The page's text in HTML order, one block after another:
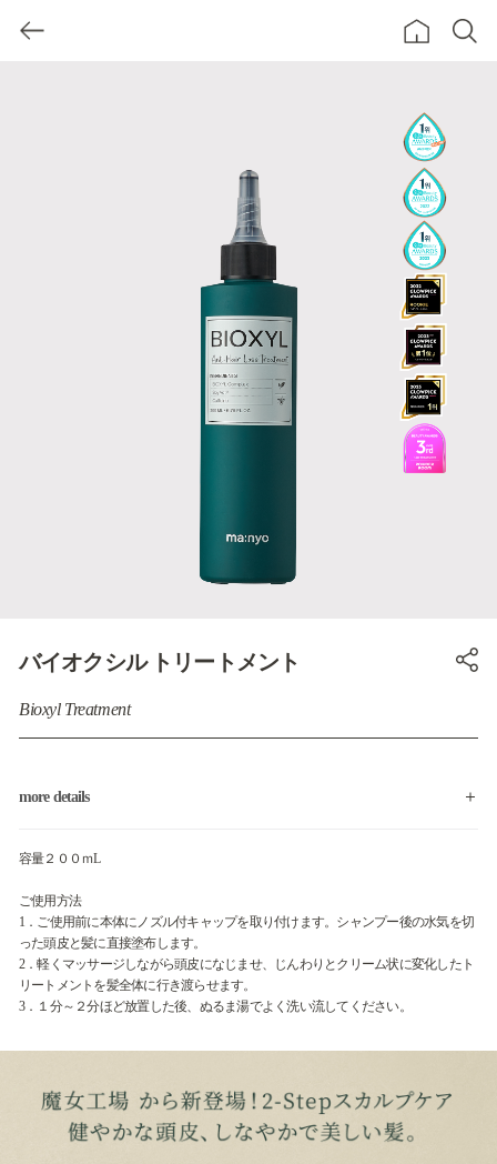
バイオクシル トリートメント
Bioxyl Treatment
more details
容量２００ｍL
ご使用方法
1．ご使用前に本体にノズル付キャップを取り付けます。シャンプー後の水気を切
った頭皮と髪に直接塗布します。
2．軽くマッサージしながら頭皮になじませ、じんわりとクリーム状に変化したト
リートメントを髪全体に行き渡らせます。
3．１分～２分ほど放置した後、ぬるま湯でよく洗い流してください。